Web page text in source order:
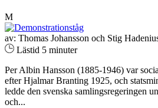
M
av: Thomas Johansson och Stig
Lästid 5 minuter
Per Albin Hansson (1885-1946) var
efter Hjalmar Branting 1925, och
ledde den svenska samlingsregeringen
och...